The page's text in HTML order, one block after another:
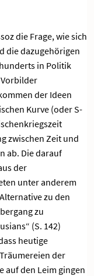
die Frage, wie sich
die dazugehörigen
in Politik
der Ideen
Kurve (oder S-
zwischen Zeit und
ab. Die darauf
der
unter anderem
zu den
zu
(S. 142)
heutige
der
auf den Leim gingen